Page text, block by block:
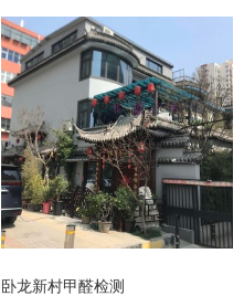
卧龙新村甲醛检测